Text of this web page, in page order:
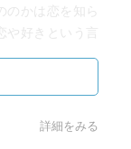
かは恋を知ら
好きという言
ていて感情移
見てきたもの
詳細をみる